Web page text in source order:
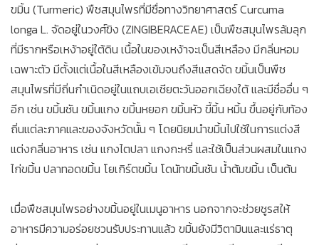
ขมิ้น (Turmeric) พืชสมุนไพรที่มีชื่อทางวิทยาศาสตร์ Curcuma
longa L. จัดอยู่ในวงศ์ขิง (ZINGIBERACEAE) เป็นพืชสมุนไพรล้มลุก
ที่มีรากหรือเหง้าอยู่ใต้ดิน เนื้อในของเหง้าจะเป็นสีเหลือง มีกลิ่นหอม
เฉพาะตัว มีตั้งแต่เนื้อในสีเหลืองเข้มจนถึงสีแสดจัด ขมิ้นเป็นพืช
สมุนไพรที่มีถิ่นกำเนิดอยู่ในแถบเอเชียตะวันออกเฉียงใต้ และมีชื่ออื่น ๆ
อีก เช่น ขมิ้นชัน ขมิ้นแกง ขมิ้นหยอก ขมิ้นหัว ขี้มิ้น หมิ้น ขึ้นอยู่กับท้อง
ถิ่นแต่ละภาคและของจังหวัดนั้น ๆ โดยนิยมนำขมิ้นไปใช้ในการแต่งสี
แต่งกลิ่นอาหาร เช่น แกงไตปลา แกงกะหรี่ และใช้เป็นส่วนผสมในแกง
ไก่ขมิ้น ปลาทอดขมิ้น โยเกิร์ตขมิ้น โดนัทขมิ้นชัน น้ำต้มขมิ้น เป็นต้น
เมื่อพืชสมุนไพรอย่างขมิ้นอยู่ในเมนูอาหาร นอกจากจะช่วยชูรสให้
อาหารมีความอร่อยชวนรับประทานแล้ว ขมิ้นยังมีวิตามินและแร่ธาตุ